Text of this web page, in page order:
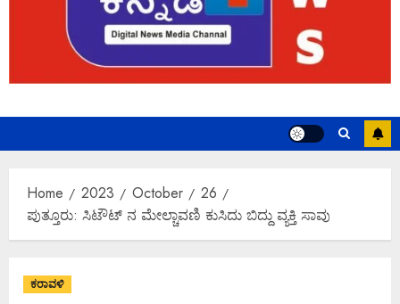
Home 2023 October
26
ಪುತ್ತೂರು: ಸಿಟೌಟ್ ನ ಮೇಲ್ಚಾವಣಿ ಕುಸಿದು ಬಿದ್ದು ವ್ಯಕ್ತಿ ಸಾವು
ಕರಾವಳಿ